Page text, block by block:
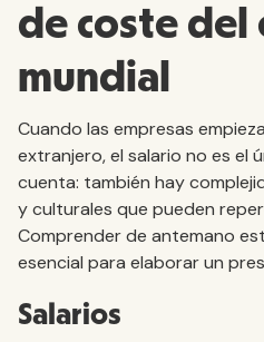
de coste del
mundial
Cuando las empresas
extranjero, el salario no es el
cuenta: también hay
y culturales que pueden
Comprender de antemano
esencial para elaborar un
Salarios